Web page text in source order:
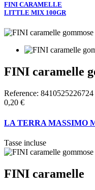
FINI CARAMELLE
LITTLE MIX 100GR
FINI caramelle
Reference: 8410525226724
0,20 €
LA TERRA MASSIMO
Tasse incluse
FINI caramelle